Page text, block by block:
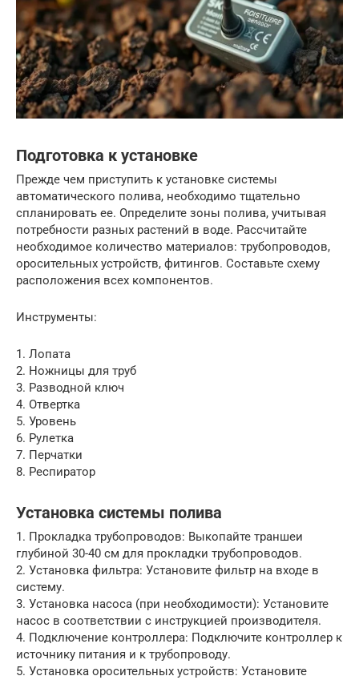
Подготовка к установке
Прежде чем приступить к установке системы
автоматического полива, необходимо тщательно
спланировать ее. Определите зоны полива, учитывая
потребности разных растений в воде. Рассчитайте
необходимое количество материалов: трубопроводов,
оросительных устройств, фитингов. Составьте схему
расположения всех компонентов.
Инструменты:
1. Лопата
2. Ножницы для труб
3. Разводной ключ
4. Отвертка
5. Уровень
6. Рулетка
7. Перчатки
8. Респиратор
Установка системы полива
1. Прокладка трубопроводов: Выкопайте траншеи
глубиной 30-40 см для прокладки трубопроводов.
2. Установка фильтра: Установите фильтр на входе в
систему.
3. Установка насоса (при необходимости): Установите
насос в соответствии с инструкцией производителя.
4. Подключение контроллера: Подключите контроллер к
источнику питания и к трубопроводу.
5. Установка оросительных устройств: Установите